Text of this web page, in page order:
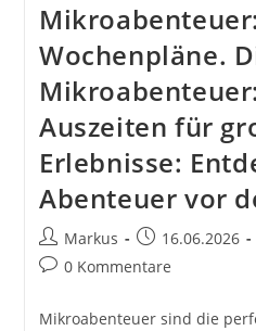
Wochenpläne.
Auszeiten für
Erlebnisse:
Abenteuer vor
Beitrags-
Autor:
Markus
Beitrag
veröffentlicht:
16.06.2026
Beitrags-
0 Kommentare
Mikroabenteuer sind die